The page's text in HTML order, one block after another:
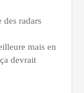
des radars
mais en
devrait